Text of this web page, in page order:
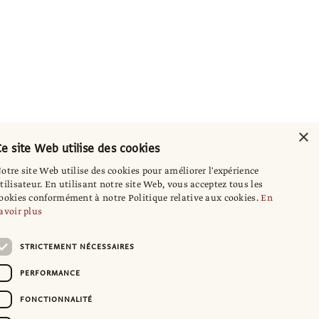
×
site Web utilise des cookies
site Web utilise des cookies pour améliorer l'expérience
En utilisant notre site Web, vous acceptez tous les
conformément à notre Politique relative aux cookies.En
plus
STRICTEMENT NÉCESSAIRES
PERFORMANCE
FONCTIONNALITÉ